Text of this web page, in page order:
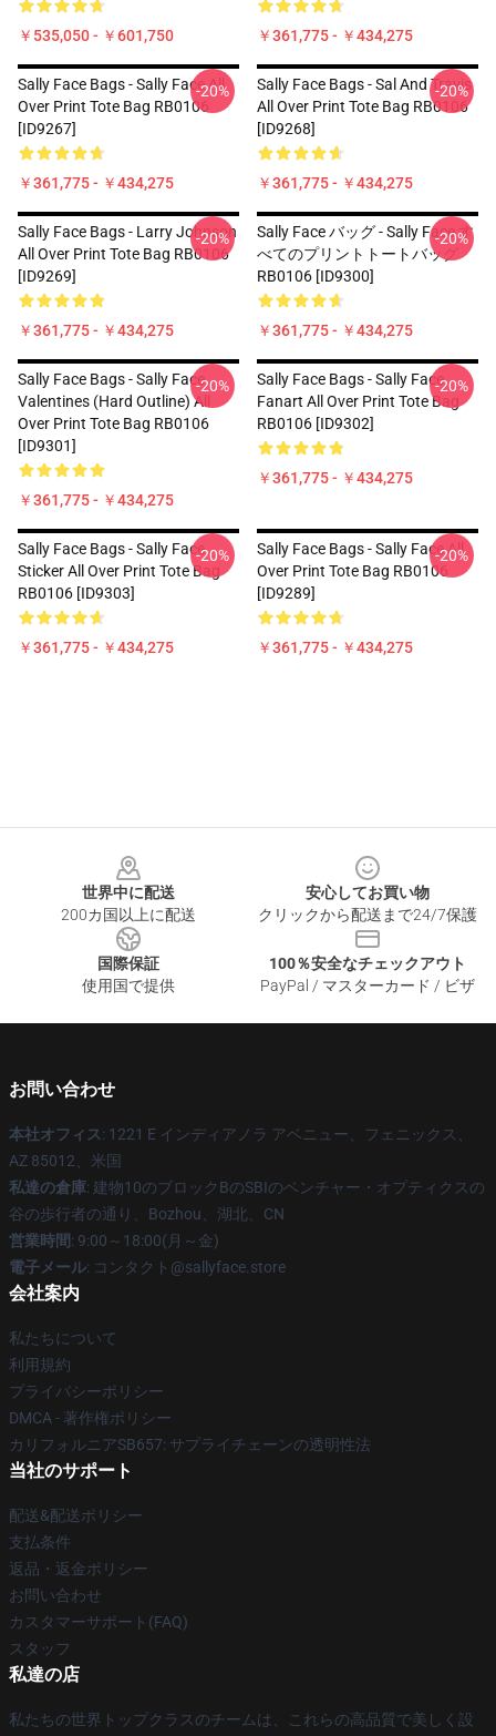
￥535,050 - ￥601,750 ￥361,775 - ￥434,275
Sally Face Bags - Sally Face All
Over Print Tote Bag RB0106
[ID9267]
￥361,775 - ￥434,275
-20%
Sally Face Bags - Sal And Travis
All Over Print Tote Bag RB0106
[ID9268]
￥361,775 - ￥434,275
-20%
Sally Face Bags - Larry Johnson
All Over Print Tote Bag RB0106
[ID9269]
￥361,775 - ￥434,275
-20%
Sally Face バッグ - Sally Face す
べてのプリントトートバッグ
RB0106 [ID9300]
￥361,775 - ￥434,275
-20%
Sally Face Bags - Sally Face
Valentines (Hard Outline) All
Over Print Tote Bag RB0106
[ID9301]
￥361,775 - ￥434,275
-20%
Sally Face Bags - Sally Face
Fanart All Over Print Tote Bag
RB0106 [ID9302]
￥361,775 - ￥434,275
-20%
Sally Face Bags - Sally Face
Sticker All Over Print Tote Bag
RB0106 [ID9303]
￥361,775 - ￥434,275
-20%
Sally Face Bags - Sally Face All
Over Print Tote Bag RB0106
[ID9289]
￥361,775 - ￥434,275
-20%
世界中に配送
200カ国以上に配送
安心してお買い物
クリックから配送まで24/7保護
国際保証
使用国で提供
100％安全なチェックアウト
PayPal / マスターカード / ビザ
お問い合わせ
本社オフィス: 1221 E インディアノラ アベニュー、フェニックス、
AZ 85012、米国
私達の倉庫: 建物10のブロックBのSBIのベンチャー・オプティクスの
谷の歩行者の通り、Bozhou、湖北、CN
営業時間: 9:00～18:00(月～金)
電子メール: コンタクト@sallyface.store
会社案内
私たちについて
利用規約
プライバシーポリシー
DMCA - 著作権ポリシー
カリフォルニアSB657: サプライチェーンの透明性法
当社のサポート
配送&配送ポリシー
支払条件
返品・返金ポリシー
お問い合わせ
カスタマーサポート(FAQ)
スタッフ
私達の店
私たちの世界トップクラスのチームは、これらの高品質で美しく設